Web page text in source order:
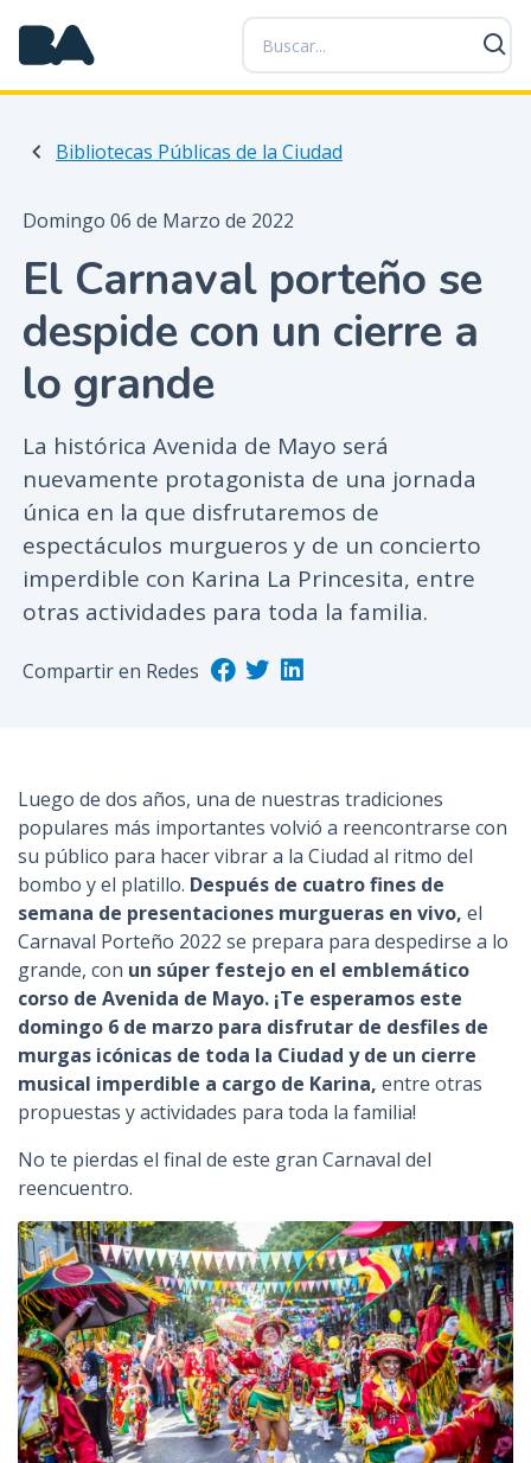
P
a
s
a
a
c
n
t
e
o
p
i
n
c
i
a
Bibliotecas Públicas de la Ciudad
Domingo 06 de Marzo de 2022
El Carnaval porteño se
despide con un cierre a
lo grande
La histórica Avenida de Mayo será
nuevamente protagonista de una jornada
única en la que disfrutaremos de
espectáculos murgueros y de un concierto
imperdible con Karina La Princesita, entre
otras actividades para toda la familia.
Compartir en Redes
Luego de dos años, una de nuestras tradiciones
populares más importantes volvió a reencontrarse con
su público para hacer vibrar a la Ciudad al ritmo del
bombo y el platillo. Después de cuatro fines de
semana de presentaciones murgueras en vivo, el
Carnaval Porteño 2022 se prepara para despedirse a lo
grande, con un súper festejo en el emblemático
corso de Avenida de Mayo. ¡Te esperamos este
domingo 6 de marzo para disfrutar de desfiles de
murgas icónicas de toda la Ciudad y de un cierre
musical imperdible a cargo de Karina, entre otras
propuestas y actividades para toda la familia!
No te pierdas el final de este gran Carnaval del
reencuentro.